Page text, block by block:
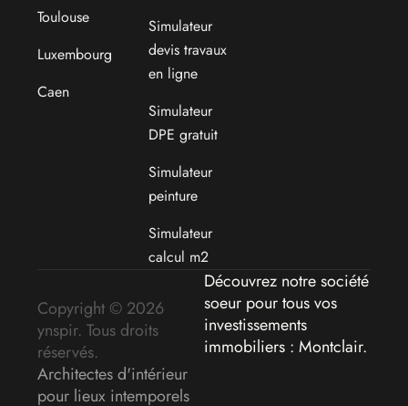
Toulouse
Luxembourg
Caen
Simulateur
devis travaux
en ligne
Simulateur
DPE gratuit
Simulateur
peinture
Simulateur
calcul m2
Copyright © 2026
ynspir. Tous droits
réservés.
Architectes d'intérieur
pour lieux intemporels
Découvrez notre société
soeur pour tous vos
investissements
immobiliers : Montclair.